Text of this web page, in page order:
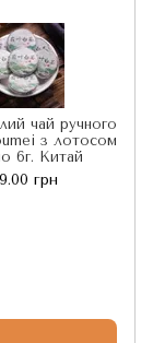
чай ручного
з лотосом
6г. Китай
грн